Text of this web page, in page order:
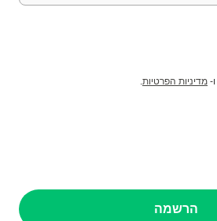
ו- מדיניות הפרטיות.
הרשמה